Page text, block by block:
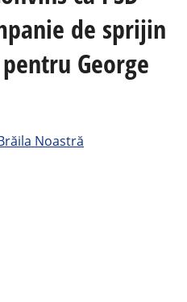
de sprijin
George
Noastră